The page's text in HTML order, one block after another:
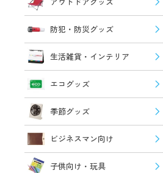
防犯・防災グッズ
生活雑貨・インテリア
エコグッズ
季節グッズ
ビジネスマン向け
子供向け・玩具